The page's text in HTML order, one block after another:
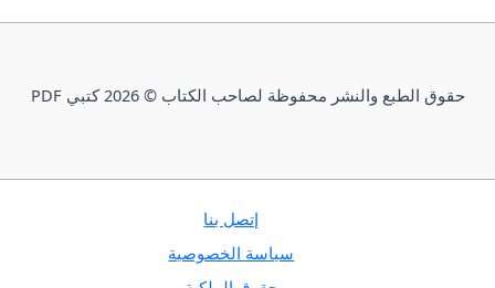
حقوق الطبع والنشر محفوظة لصاحب الكتاب © 2026 كتبي PDF
إتصل بنا
سياسة الخصوصية